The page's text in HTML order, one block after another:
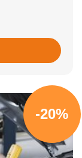
-20%